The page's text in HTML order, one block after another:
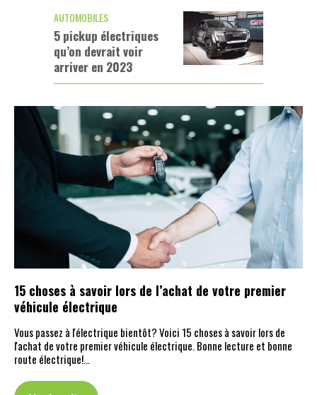
AUTOMOBILES
5 pickup électriques
qu’on devrait voir
arriver en 2023
15 choses à savoir lors de l’achat de votre premier
véhicule électrique
Vous passez à l'électrique bientôt? Voici 15 choses à savoir lors de
l'achat de votre premier véhicule électrique. Bonne lecture et bonne
route électrique!…